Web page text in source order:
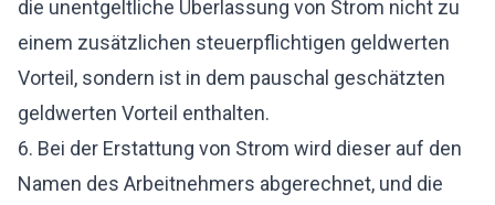
die unentgeltliche Überlassung von Strom nicht zu
einem zusätzlichen steuerpflichtigen geldwerten
Vorteil, sondern ist in dem pauschal geschätzten
geldwerten Vorteil enthalten.
6. Bei der Erstattung von Strom wird dieser auf den
Namen des Arbeitnehmers abgerechnet, und die